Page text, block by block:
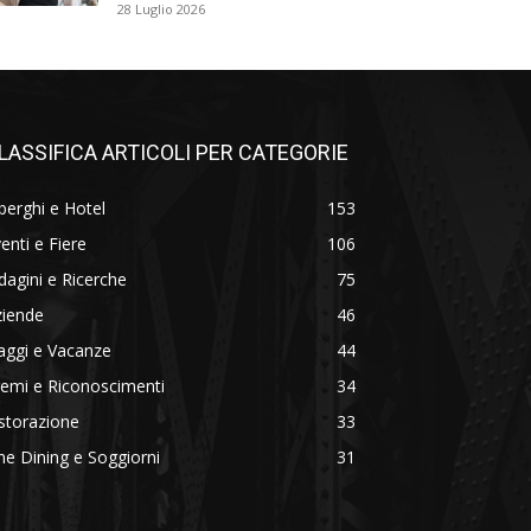
28 Luglio 2026
ARTICOLI PER CATEGORIE
e Hotel
153
e Fiere
106
e Ricerche
75
46
e Vacanze
44
e Riconoscimenti
34
33
Dining e Soggiorni
31